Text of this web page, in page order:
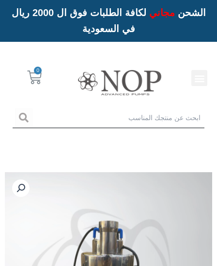
الشحن مجاني
لكافة الطلبات فوق ال 2000 ريال
في السعودية
Cart